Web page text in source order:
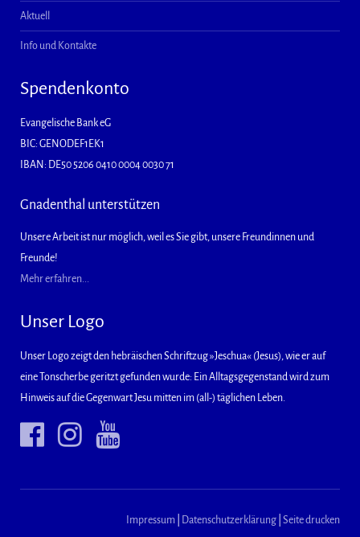
Aktuell
Info und Kontakte
Spendenkonto
Evangelische Bank eG
BIC: GENODEF1EK1
IBAN: DE50 5206 0410 0004 0030 71
Gnadenthal unterstützen
Unsere Arbeit ist nur möglich, weil es Sie gibt, unsere Freundinnen und
Freunde!
Mehr erfahren...
Unser Logo
Unser Logo zeigt den hebräischen Schriftzug »Jeschua« (Jesus), wie er auf
eine Tonscherbe geritzt gefunden wurde: Ein Alltagsgegenstand wird zum
Hinweis auf die Gegenwart Jesu mitten im (all-) täglichen Leben.
Impressum Datenschutzerklärung Seite drucken